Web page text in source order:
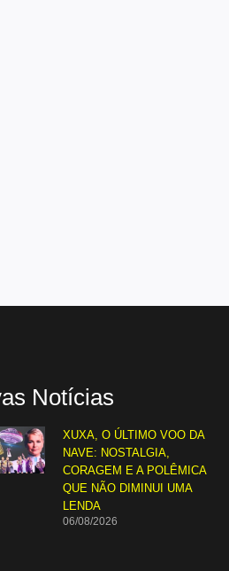
Notícias
XUXA, O ÚLTIMO VOO DA
NAVE: NOSTALGIA,
CORAGEM E A POLÊMICA
QUE NÃO DIMINUI UMA
LENDA
06/08/2026